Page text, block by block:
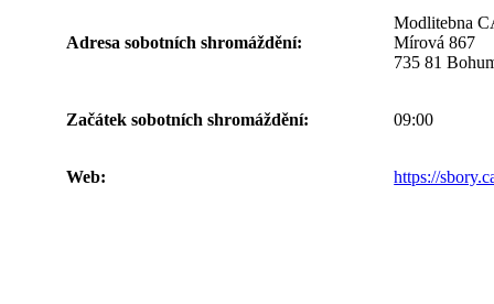
Adresa sobotních shromáždění:
Modlitebna
Mírová 867
735 81
Začátek sobotních shromáždění: 09:00
Web: https://